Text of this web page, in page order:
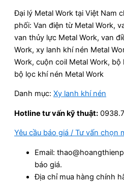
Đại lý Metal Work tại Việt Nam
phối: Van điện từ Metal Work,
van thủy lực Metal Work, van
Work, xy lanh khí nén Metal
Work, cuộn coil Metal Work,
bộ lọc khí nén Metal Work
Danh mục: Xy lanh khí nén
Hotline tư vấn kỹ thuật:
Yêu cầu báo giá / Tư vấn chọn
Email:
báo giá.
Địa chỉ mua hàng chính